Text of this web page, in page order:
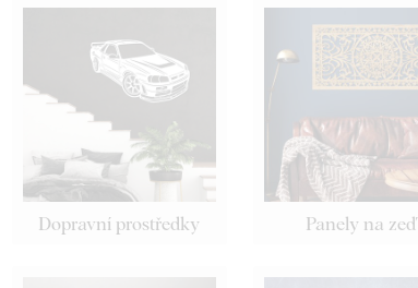
Dopravní prostředky Panely na zeď